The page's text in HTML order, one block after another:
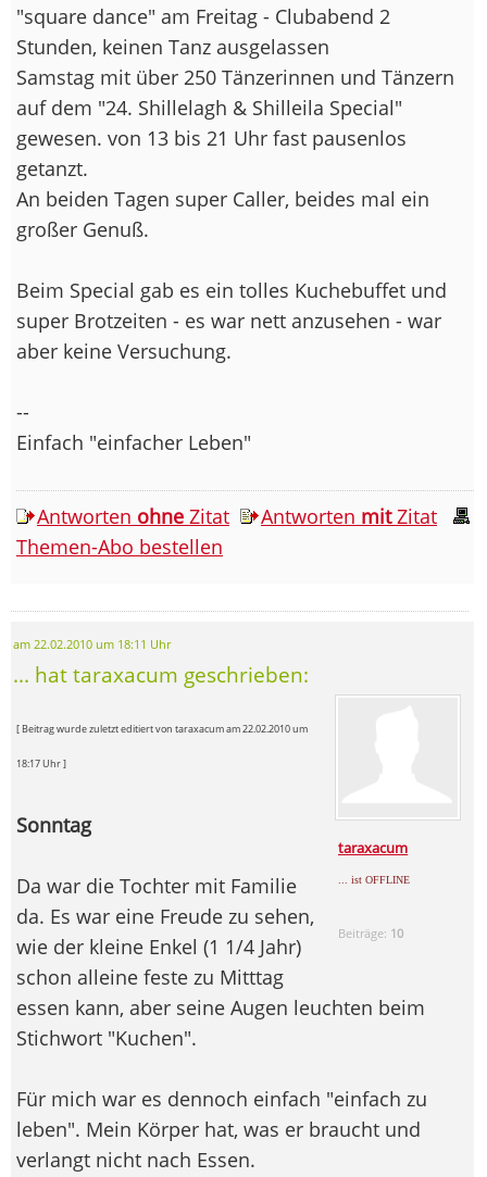
"square dance" am Freitag - Clubabend 2
Stunden, keinen Tanz ausgelassen
Samstag mit über 250 Tänzerinnen und Tänzern
auf dem "24. Shillelagh & Shilleila Special"
gewesen. von 13 bis 21 Uhr fast pausenlos
getanzt.
An beiden Tagen super Caller, beides mal ein
großer Genuß.
Beim Special gab es ein tolles Kuchebuffet und
super Brotzeiten - es war nett anzusehen - war
aber keine Versuchung.
--
Einfach "einfacher Leben"
Antworten ohne Zitat Antworten mitZitat
Themen-Abo bestellen
am 22.02.2010 um 18:11 Uhr
... hat taraxacum geschrieben:
taraxacum
... ist OFFLINE
Beiträge: 10
[ Beitrag wurde zuletzt editiert von taraxacum am 22.02.2010 um
18:17 Uhr ]
Sonntag
Da war die Tochter mit Familie
da. Es war eine Freude zu sehen,
wie der kleine Enkel (1 1/4 Jahr)
schon alleine feste zu Mitttag
essen kann, aber seine Augen leuchten beim
Stichwort "Kuchen".
Für mich war es dennoch einfach "einfach zu
leben". Mein Körper hat, was er braucht und
verlangt nicht nach Essen.